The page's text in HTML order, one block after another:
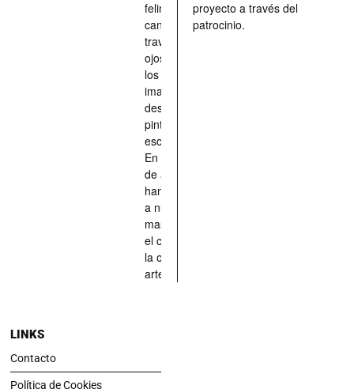
felinos y
caninos a
través de los
ojos quienes
los han
imaginado,
descrito,
pintado,
esculpido...
En definitiva,
de aquellos
han situado
a nuestras
mascotas en
el centro de
la obra de
arte.
proyecto a través del
patrocinio.
LINKS
Contacto
Política de Cookies